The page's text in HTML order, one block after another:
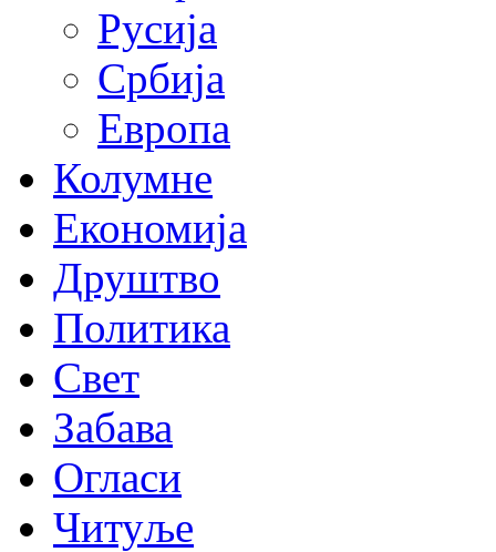
Русија
Србија
Европа
Колумне
Економија
Друштво
Политика
Свет
Забава
Огласи
Читуље